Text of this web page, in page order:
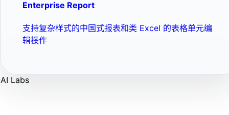
Enterprise Report
支持复杂样式的中国式报表和类 Excel 的表格单元编
辑操作
AI Labs